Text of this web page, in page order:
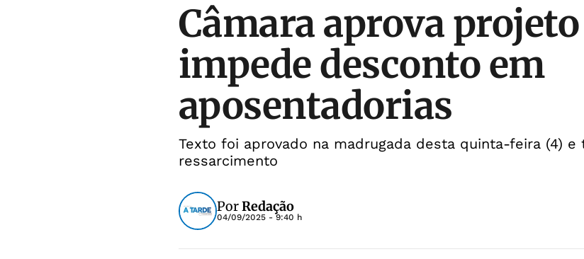
Câmara aprova
impede desconto em
aposentadorias
Texto foi aprovado na madrugada desta quinta-feira (4)
ressarcimento
PorRedação
04/09/2025 - 9:40 h